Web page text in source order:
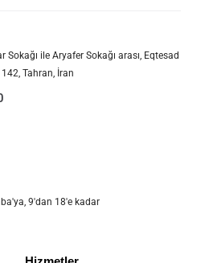
Sokağı ile Aryafer Sokağı arası, Eqtesad
Tahran, İran
9'dan 18'e kadar